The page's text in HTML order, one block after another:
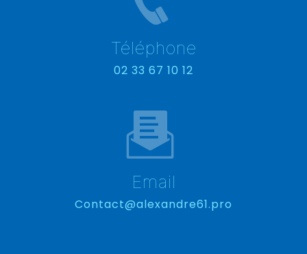
Téléphone
02 33 67 10 12
Email
contact@alexandre61.pro